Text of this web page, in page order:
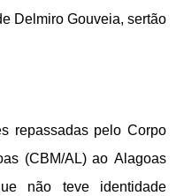
Delmiro Gouveia, sertão
repassadas pelo Corpo
(CBM/AL) ao Alagoas
não teve identidade